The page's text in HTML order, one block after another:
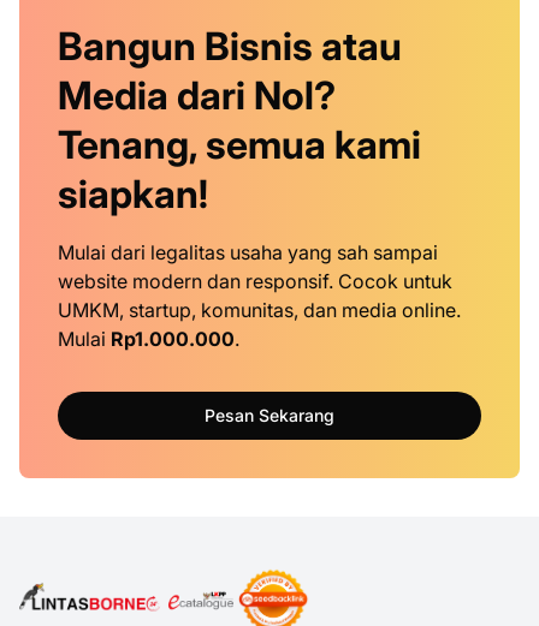
Bangun Bisnis atau
Media dari Nol?
Tenang, semua kami
siapkan!
Mulai dari legalitas usaha yang sah sampai
website modern dan responsif. Cocok untuk
UMKM, startup, komunitas, dan media online.
Mulai Rp1.000.000.
Pesan Sekarang